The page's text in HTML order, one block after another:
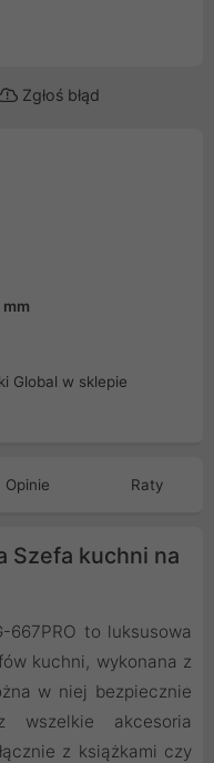
Zgłoś błąd
Opinie Raty
Szefa kuchni na
667PRO to luksusowa
kuchni, wykonana z
w niej bezpiecznie
wszelkie akcesoria
z książkami czy